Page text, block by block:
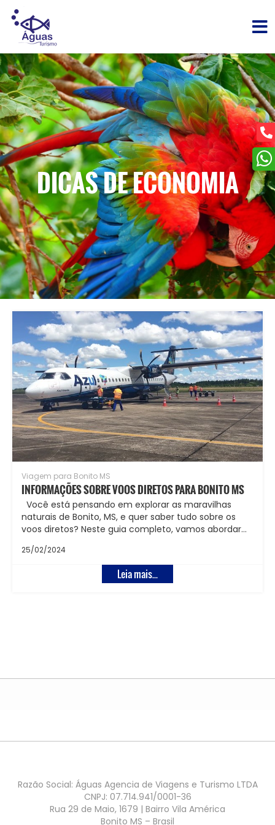
DICAS DE ECONOMIA
Viagem para Bonito MS
INFORMAÇÕES SOBRE VOOS DIRETOS PARA BONITO MS
Você está pensando em explorar as maravilhas
naturais de Bonito, MS, e quer saber tudo sobre os
voos diretos? Neste guia completo, vamos abordar…
25/02/2024
Leia mais...
Razão Social: Águas Agencia de Viagens e Turismo LTDA
CNPJ: 07.714.941/0001-36
Rua 29 de Maio, 1679 | Bairro Vila América
Bonito MS – Brasil